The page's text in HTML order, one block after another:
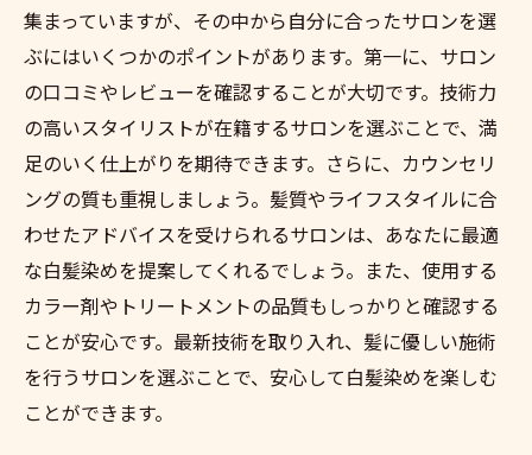
集まっていますが、その中から自分に合ったサロンを選
ぶにはいくつかのポイントがあります。第一に、サロン
の口コミやレビューを確認することが大切です。技術力
の高いスタイリストが在籍するサロンを選ぶことで、満
足のいく仕上がりを期待できます。さらに、カウンセリ
ングの質も重視しましょう。髪質やライフスタイルに合
わせたアドバイスを受けられるサロンは、あなたに最適
な白髪染めを提案してくれるでしょう。また、使用する
カラー剤やトリートメントの品質もしっかりと確認する
ことが安心です。最新技術を取り入れ、髪に優しい施術
を行うサロンを選ぶことで、安心して白髪染めを楽しむ
ことができます。